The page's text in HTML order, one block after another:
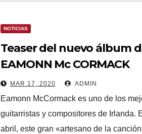
NOTICIAS
Teaser del nuevo álbum
EAMONN Mc CORMACK
MAR 17, 2020 ADMIN
Eamonn McCormack es uno de los
guitarristas y compositores de Irlanda.
abril, este gran «artesano de la